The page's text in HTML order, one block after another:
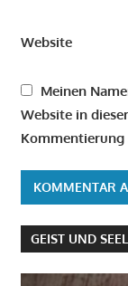
Website
Meinen
Website in
Kommentierung
GEIST UND